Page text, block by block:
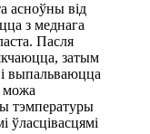
асноўны від
з меднага
Пасля
затым
выпальваюцца
можа
тэмпературы
ўласцівасцямі